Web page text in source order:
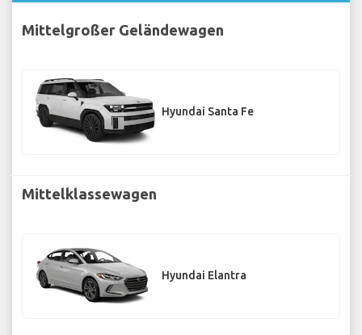
Mittelgroßer Geländewagen
Hyundai Santa Fe
Mittelklassewagen
Hyundai Elantra